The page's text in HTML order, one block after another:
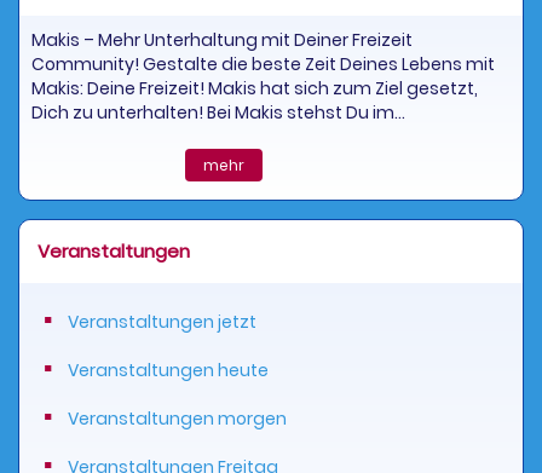
Makis – Mehr Unterhaltung mit Deiner Freizeit
Community! Gestalte die beste Zeit Deines Lebens mit
Makis: Deine Freizeit! Makis hat sich zum Ziel gesetzt,
Dich zu unterhalten! Bei Makis stehst Du im...
mehr
Veranstaltungen
Veranstaltungen jetzt
Veranstaltungen heute
Veranstaltungen morgen
Veranstaltungen Freitag